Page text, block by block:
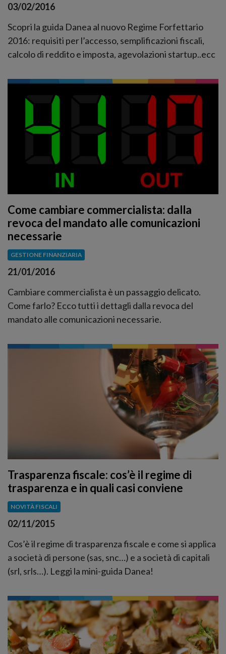
03/02/2016
Scopri la guida Danea al nuovo Regime Forfettario
2016: requisiti per l’accesso, semplificazioni fiscali,
calcolo di reddito e imposta, agevolazioni startup..ecc
Come cambiare commercialista: dalla
revoca del mandato alle comunicazioni
necessarie
GESTIONE FINANZIARIA
21/01/2016
Cambiare commercialista è un passaggio delicato.
Come farlo? Ecco tutti i dettagli dalla revoca del
mandato alle comunicazioni necessarie.
Trasparenza fiscale: cos’è il regime di
trasparenza e in quali casi conviene
NOVITÀ FISCALI
02/11/2015
Cos’è il regime di trasparenza fiscale e come si applica
a società di persone (sas, snc…) e a società di capitali
(srl, srls…). Leggi la mini-guida Danea!